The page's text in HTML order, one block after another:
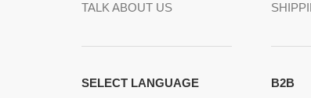
TALK ABOUT US
SELECT LANGUAGE B2B